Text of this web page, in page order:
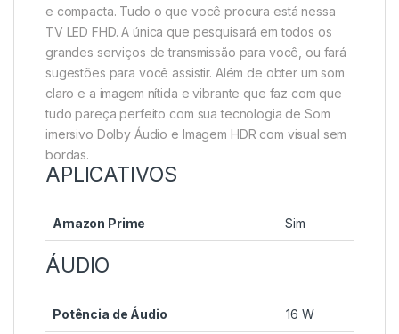
e compacta. Tudo o que você procura está nessa
TV LED FHD. A única que pesquisará em todos os
grandes serviços de transmissão para você, ou fará
sugestões para você assistir. Além de obter um som
claro e a imagem nítida e vibrante que faz com que
tudo pareça perfeito com sua tecnologia de Som
imersivo Dolby Áudio e Imagem HDR com visual sem
bordas.
APLICATIVOS
Amazon Prime Sim
ÁUDIO
Potência de Áudio 16 W